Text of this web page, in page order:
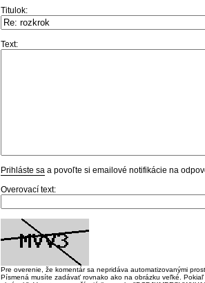
Titulok:
Text:
Prihláste sa a povoľte si emailové notifikácie na
Overovací text:
Pre overenie, že komentár sa nepridáva automatizovanými
Písmená musíte zadávať rovnako ako na obrázku veľké.